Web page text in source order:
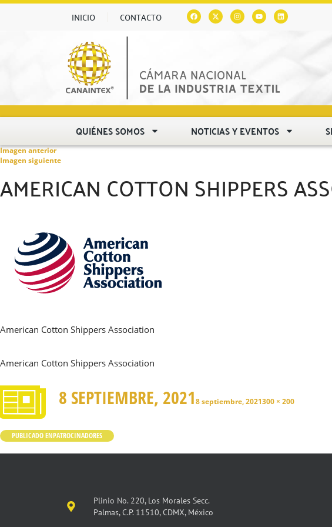
INICIO CONTACTO
QUIÉNES SOMOS NOTICIAS Y EVENTOS
Imagen anterior
Imagen siguiente
AMERICAN COTTON SHIPPERS
American Cotton Shippers Association
American Cotton Shippers Association
8 SEPTIEMBRE, 20218 septiembre, 2021300 × 200
PUBLICADO ENPATROCINADORES
Plinio No. 220, Los Morales Secc.
Palmas, C.P. 11510, CDMX, México